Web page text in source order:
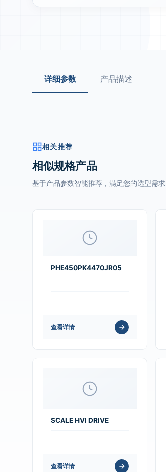
详细参数 产品描述
相关推荐
相似规格产品
基于产品参数智能推荐，满足您的选型需求
PHE450PK4470JR05
查看详情
SCALE HVI DRIVE
查看详情